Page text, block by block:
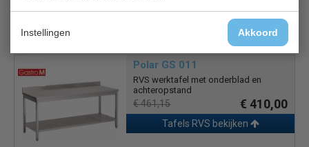
Instellingen Akkoord
Polar GS 011
RVS werktafel met onderblad en
achteropstand
€ 461,15 € 410,00
Tafels RVS bekijken